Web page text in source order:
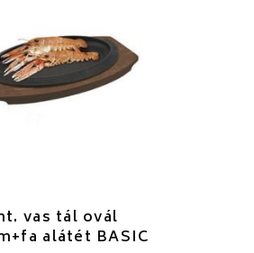
vas tál ovál
alátét BASIC